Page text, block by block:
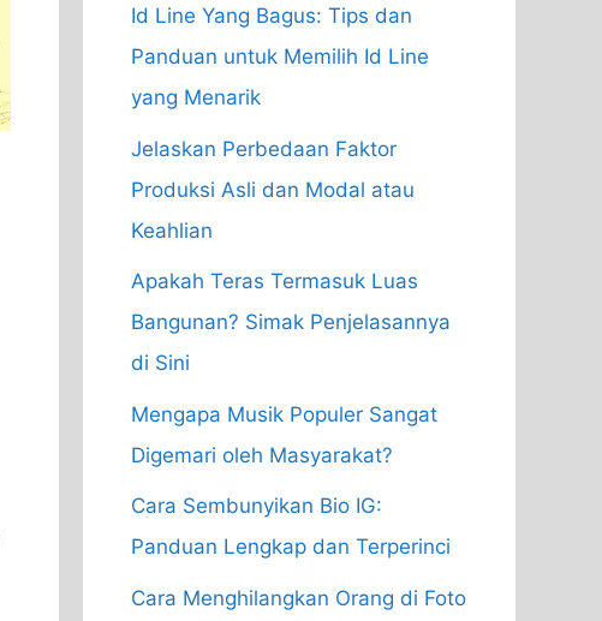
Id Line Yang Bagus: Tips dan
Panduan untuk Memilih Id Line
yang Menarik
Jelaskan Perbedaan Faktor
Produksi Asli dan Modal atau
Keahlian
Apakah Teras Termasuk Luas
Bangunan? Simak Penjelasannya
di Sini
Mengapa Musik Populer Sangat
Digemari oleh Masyarakat?
Cara Sembunyikan Bio IG:
Panduan Lengkap dan Terperinci
Cara Menghilangkan Orang di Foto